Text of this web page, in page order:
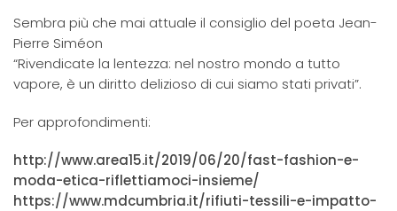
Sembra più che mai attuale il consiglio del poeta Jean-
Pierre Siméon
“Rivendicate la lentezza: nel nostro mondo a tutto
vapore, è un diritto delizioso di cui siamo stati privati”.
Per approfondimenti:
http://www.area15.it/2019/06/20/fast-fashion-e-
moda-etica-riflettiamoci-insieme/
https://www.mdcumbria.it/rifiuti-tessili-e-impatto-